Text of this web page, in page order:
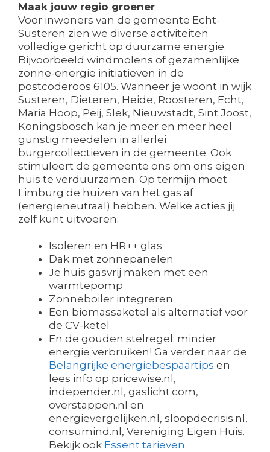
Maak jouw regio groener
Voor inwoners van de gemeente Echt-
Susteren zien we diverse activiteiten
volledige gericht op duurzame energie.
Bijvoorbeeld windmolens of gezamenlijke
zonne-energie initiatieven in de
postcoderoos 6105. Wanneer je woont in wijk
Susteren, Dieteren, Heide, Roosteren, Echt,
Maria Hoop, Peij, Slek, Nieuwstadt, Sint Joost,
Koningsbosch kan je meer en meer heel
gunstig meedelen in allerlei
burgercollectieven in de gemeente. Ook
stimuleert de gemeente ons om ons eigen
huis te verduurzamen. Op termijn moet
Limburg de huizen van het gas af
(energieneutraal) hebben. Welke acties jij
zelf kunt uitvoeren:
Isoleren en HR++ glas
Dak met zonnepanelen
Je huis gasvrij maken met een
warmtepomp
Zonneboiler integreren
Een biomassaketel als alternatief voor
de CV-ketel
En de gouden stelregel: minder
energie verbruiken! Ga verder naar de
Belangrijke energiebespaartips en
lees info op pricewise.nl,
independer.nl, gaslicht.com,
overstappen.nl en
energievergelijken.nl, sloopdecrisis.nl,
consumind.nl, Vereniging Eigen Huis.
Bekijk ook Essent tarieven.